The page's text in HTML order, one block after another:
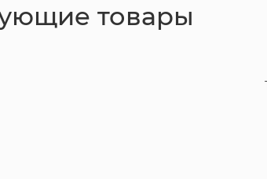
товары